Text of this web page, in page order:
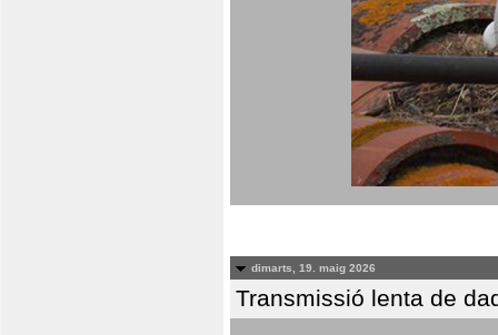
dimarts, 19. maig 2026
Transmissió lenta de